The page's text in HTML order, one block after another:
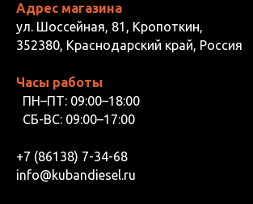
Адрес магазина
ул. Шоссейная, 81, Кропоткин,
352380, Краснодарский край, Россия
Часы работы
ПН–ПТ: 09:00–18:00
СБ-ВС: 09:00–17:00
+7 (86138) 7-34-68
info@kubandiesel.ru